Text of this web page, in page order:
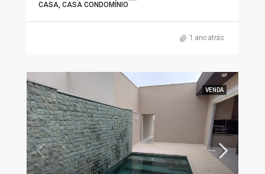
CASA, CASA CONDOMÍNIO
1 ano atrás
VENDA